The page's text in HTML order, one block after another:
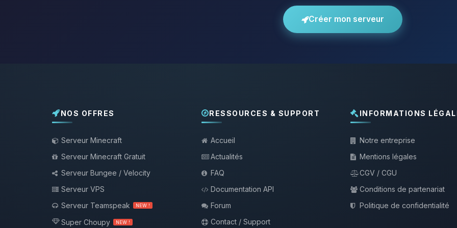
Créer mon serveur
NOS OFFRES
Serveur Minecraft
Serveur Minecraft Gratuit
Serveur Bungee / Velocity
Serveur VPS
Serveur Teamspeak
NEW !
Super Choupy NEW !
RESSOURCES & SUPPORT
Accueil
Actualités
FAQ
Documentation API
Forum
Contact / Support
INFORMATIONS
Notre entreprise
Mentions légales
CGV / CGU
Conditions de partenariat
Politique de confidentialité